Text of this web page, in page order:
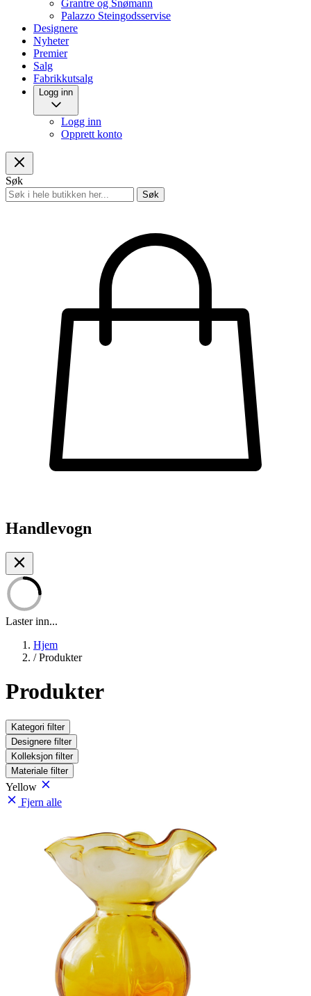
Grantre og Snømann
Palazzo Steingodsservise
Designere
Nyheter
Premier
Salg
Fabrikkutsalg
Logg inn
Logg inn
Opprett konto
Søk
Søk
Handlevogn
Laster inn...
Hjem
/ Produkter
Produkter
Kategori filter
Designere filter
Kolleksjon filter
Materiale filter
Yellow
Fjern alle